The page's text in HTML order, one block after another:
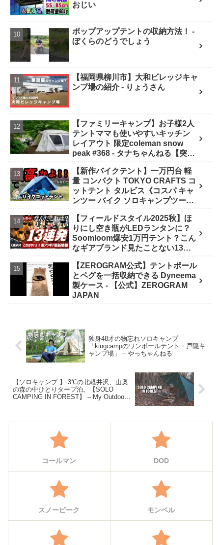
おじい
ポップアップテントの収納方法！ -
ぼくらのどうでしょう
【福岡県柳川市】大和ビレッジキャ
ンプ場の紹介 - りょうさん
【ファミリーキャンプ】お子様2人
テントママも使いやすいキッチン
レイアウト 限定coleman snow
peak #368 - タナちゃんねる【突撃
【新作バイクテント】一万円台 軽
量 コンパクト TOKYO CRAFTS コ
ットテント タルビス《コスパ キャ
ンツー バイク ソロキャンプツーリ
リー 選び方》 - ｺﾝﾊﾟｸﾄｷﾞｱ紹介★バ
イク野営部
【フィールドスタイル2025秋】ほ
りにし空き瓶がLEDランタンに？
Soomloom爆安1万円テント？こん
なギアブランド見たことない13連
Outdoor News24
【ZEROGRAM公式】テントポール
とペグを一括収納できる Dyneema
製ケース - 【公式】ZEROGRAM
JAPAN
独身48才の物忘れソロキャンプ
「kingcampのワンポールテント・戸隠キ
ャンプ場」 – やっちゃんねる
【ソロキャンプ 】 3℃の北軽井沢、山奥
の森の中ひとりタープ泊。【SOLO
CAMPING IN FOREST】 – My Outdoor
コールマン DOD
スノーピーク モンベル